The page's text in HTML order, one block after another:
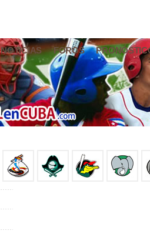
NOTICIAS FOROS